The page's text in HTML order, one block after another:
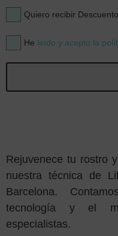
Quiero recibir
He leído y acepto la
Rejuvenece tu rostro
nuestra técnica de
Barcelona.
tecnología y el
especialistas.